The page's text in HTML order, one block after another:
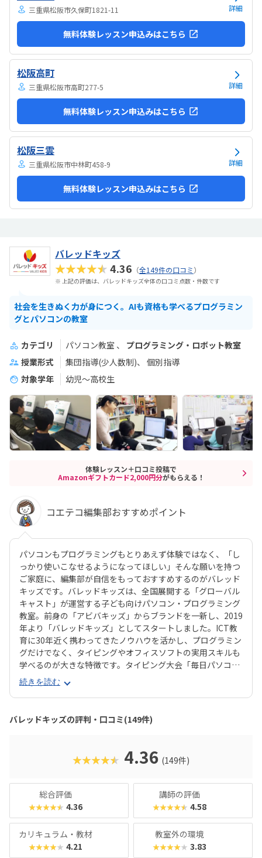
三重県松阪市久保町1821-11 詳細
無料体験レッスン申込みはこちら
松阪高町
三重県松阪市高町277-5 詳細
無料体験レッスン申込みはこちら
松阪三雲
三重県松阪市中林町458-9 詳細
無料体験レッスン申込みはこちら
バレッドキッズ
★★★★★4.36 （全149件の口コミ）
※ 上記の評価は、バレッドキッズ全体の口コミ点数・件数です
社会を生きぬく力が身につく。AIも資格も学べるプログラミン
グとパソコンの教室
カテゴリ パソコン教室
プログラミング・ロボット教室
授業形式
集団指導(少人数制)
個別指導
対象学年
幼児～高校生
体験レッスン＋口コミ投稿で
Amazonギフトカード2,000円分がもらえる！
コエテコ編集部おすすめポイント
パソコンもプログラミングもとりあえず体験ではなく、「し
っかり使いこなせるようになってほしい」そんな願いを持つ
ご家庭に、編集部が自信をもっておすすめするのがバレッド
キッズです。バレッドキッズは、全国展開する「グローバル
キャスト」が運営する子ども向けパソコン・プログラミング
教室。前身の「アビバキッズ」からブランドを一新し、2019
年より「バレッドキッズ」としてスタートしました。ICT教
育に30年近く携わってきたノウハウを活かし、プログラミン
グだけでなく、タイピングやオフィスソフトの実用スキルも
学べるのが大きな特徴です。タイピング大会「毎日パソコン
入力コンクール」では、全国大会に15名が出場。中には内閣
総理大臣賞や文部科学大臣賞を受賞する生徒も。遊びの延長
では終わらない、本格的なパソコンスキルが身につきます。
プログラミング面も充実しており、「ロボットを動かす」
「プレゼンで想いを伝える」など、考える力・表現する力・
ランプリ」では、受講生たちが全国から集い、アイデアを発
表するプレゼン大会も行われています。「楽しいだけじゃな
です。
続きを読む
バレッドキッズの評判・口コミ(149件)
★★★★★ 4.36 (149件)
総合評価
★★★★★ 4.36
講師の評価
★★★★★ 4.58
カリキュラム・教材
★★★★★ 4.21
教室外の環境
★★★★★ 3.83